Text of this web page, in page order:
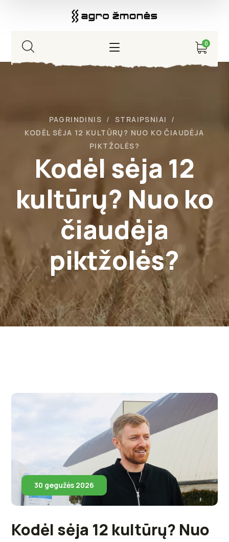
0
Kodėl sėja 12
kultūrų? Nuo ko
čiaudėja
piktžolės?
PAGRINDINIS
STRAIPSNIAI
KODĖL SĖJA 12 KULTŪRŲ? NUO KO ČIAUDĖJA
PIKTŽOLĖS?
30 gegužės 2026
Kodėl sėja 12 kultūrų? Nuo